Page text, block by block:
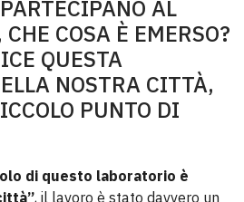
AL
COSA È EMERSO?
QUESTA
NOSTRA CITTÀ,
PUNTO DI
di questo laboratorio è
, il lavoro è stato davvero un